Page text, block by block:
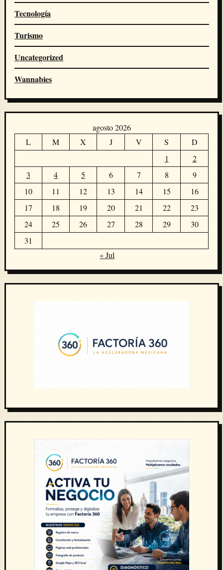
Tecnología
Turismo
Uncategorized
Wannabies
agosto 2026
L
M X J V S
D
1
2
3
4 5 6 7 8
9
10
11 12 13 14 15
16
17
18 19 20 21 22
23
24
25 26 27 28 29
30
31
« Jul